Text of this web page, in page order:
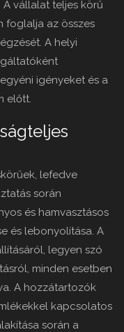
vállalat teljes körű
foglalja az összes
A helyi
igényeket és a
előtt.
lefedve
során
és hamvasztásos
és lebonyolítása. A
legyen szó
minden esetben
A hozzátartozók
kapcsolatos
során a